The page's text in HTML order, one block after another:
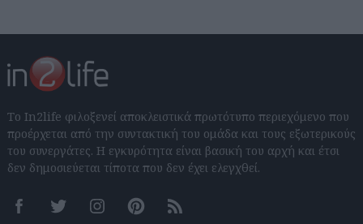
Το In2life φιλοξενεί αποκλειστικά πρωτότυπο περιεχόμενο που
προέρχεται από την συντακτική του ομάδα και τους εξωτερικούς
του συνεργάτες. Η εγκυρότητα είναι βασική του αρχή και έτσι
δεν δημοσιεύεται τίποτα που δεν έχει ελεγχθεί.
FacebookTwitter InstagramPinterestRSS feeds